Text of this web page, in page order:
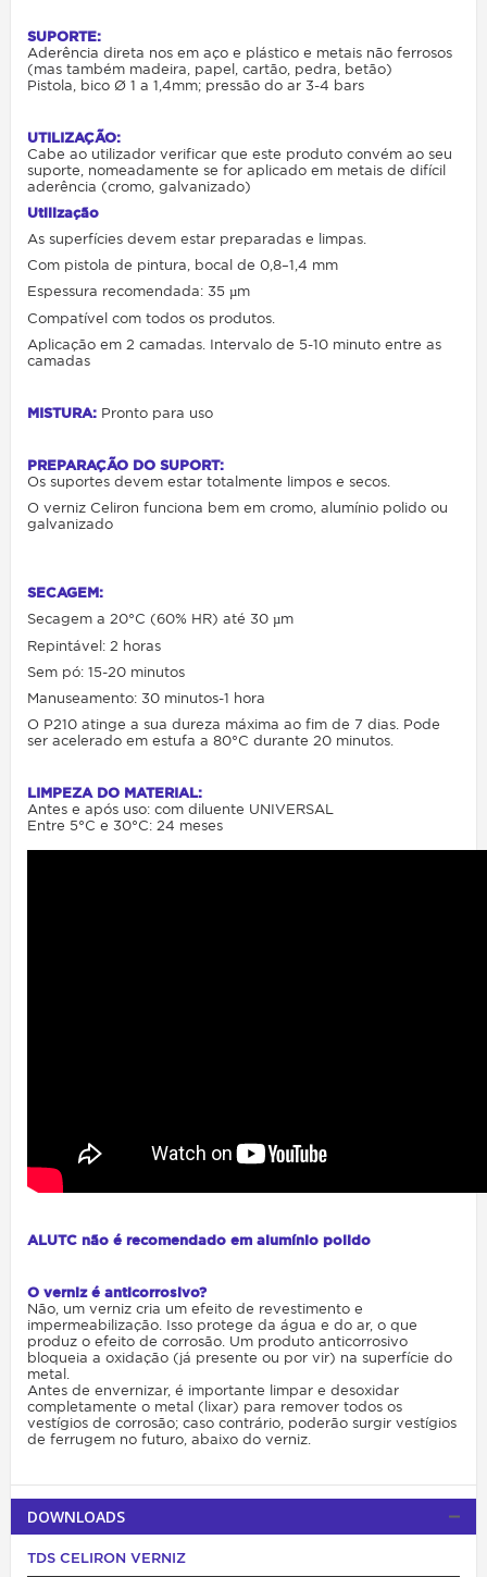
SUPORTE:
Aderência direta nos em aço e plástico e metais não ferrosos
(mas também madeira, papel, cartão, pedra, betão)
Pistola, bico Ø 1 a 1,4mm; pressão do ar 3-4 bars
UTILIZAÇÃO:
Cabe ao utilizador verificar que este produto convém ao seu
suporte, nomeadamente se for aplicado em metais de difícil
aderência (cromo, galvanizado)
Utilização
As superfícies devem estar preparadas e limpas.
Com pistola de pintura, bocal de 0,8–1,4 mm
Espessura recomendada: 35 µm
Compatível com todos os produtos.
Aplicação em 2 camadas. Intervalo de 5-10 minuto entre as
camadas
MISTURA: Pronto para uso
PREPARAÇÃO DO SUPORT:
Os suportes devem estar totalmente limpos e secos.
O verniz Celiron funciona bem em cromo, alumínio polido ou
galvanizado
SECAGEM:
Secagem a 20°C (60% HR) até 30 µm
Repintável: 2 horas
Sem pó: 15-20 minutos
Manuseamento: 30 minutos-1 hora
O P210 atinge a sua dureza máxima ao fim de 7 dias. Pode
ser acelerado em estufa a 80°C durante 20 minutos.
LIMPEZA DO MATERIAL:
Antes e após uso: com diluente UNIVERSAL
Entre 5°C e 30°C: 24 meses
ALUTC não é recomendado em alumínio polido
O verniz é anticorrosivo?
Não, um verniz cria um efeito de revestimento e
impermeabilização. Isso protege da água e do ar, o que
produz o efeito de corrosão. Um produto anticorrosivo
bloqueia a oxidação (já presente ou por vir) na superfície do
metal.
Antes de envernizar, é importante limpar e desoxidar
completamente o metal (lixar) para remover todos os
vestígios de corrosão; caso contrário, poderão surgir vestígios
de ferrugem no futuro, abaixo do verniz.
DOWNLOADS
TDS CELIRON VERNIZ